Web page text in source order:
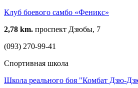
Клуб боевого самбо «Феникс»
2,78 km. проспект Дзюбы, 7
(093) 270-99-41
Спортивная школа
Школа реального боя "Комбат Дзю-